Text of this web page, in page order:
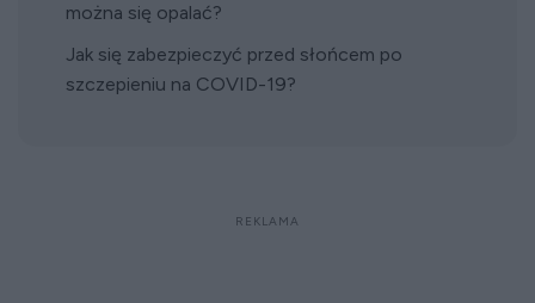
można się opalać?
Jak się zabezpieczyć przed słońcem po
szczepieniu na COVID-19?